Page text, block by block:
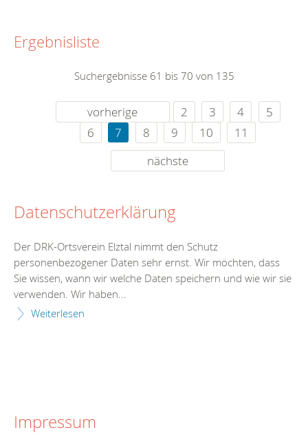
Ergebnisliste
Suchergebnisse 61 bis 70 von 135
vorherige 2 3 4
5
6
7 8 9 10
11
nächste
Datenschutzerklärung
Der DRK-Ortsverein Elztal nimmt den Schutz
personenbezogener Daten sehr ernst. Wir möchten, dass
Sie wissen, wann wir welche Daten speichern und wie wir sie
verwenden. Wir haben...
Weiterlesen
Impressum